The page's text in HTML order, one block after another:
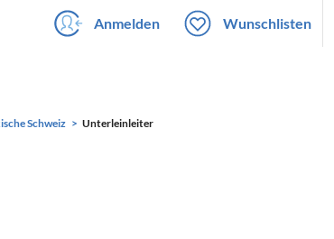
Anmelden Wunschlisten
Schweiz Unterleinleiter